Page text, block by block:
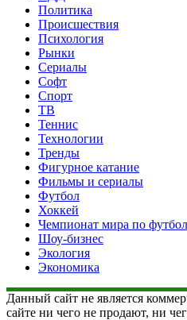
Политика
Происшествия
Психология
Рынки
Сериалы
Софт
Спорт
ТВ
Теннис
Технологии
Тренды
Фигурное катание
Фильмы и сериалы
Футбол
Хоккей
Чемпионат мира по
Шоу-бизнес
Экология
Экономика
Данный сайт не является
сайте ни чего не продают, ни